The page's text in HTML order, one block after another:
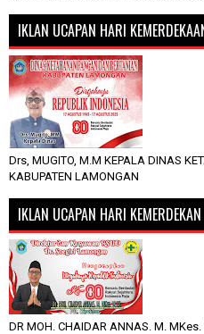
IKLAN UCAPAN HARI
Drs, MUGITO, M.M KEPALA DINAS
KABUPATEN LAMONGAN
IKLAN UCAPAN HARI KEMERDEKAN
DR MOH. CHAIDAR ANNAS. M. MKes.